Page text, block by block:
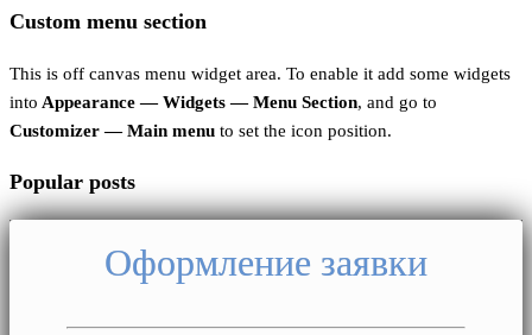
Custom menu section
This is off canvas menu widget area. To enable it add some widgets
into Appearance — Widgets — Menu Section, and go to
Customizer — Main menu to set the icon position.
Popular posts
Оформление заявки